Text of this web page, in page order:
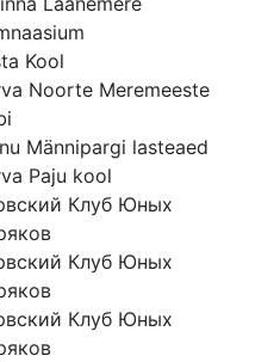
Kool
Noorte Meremeeste
Männipargi lasteaed
Paju kool
Клуб Юных
Клуб Юных
Клуб Юных